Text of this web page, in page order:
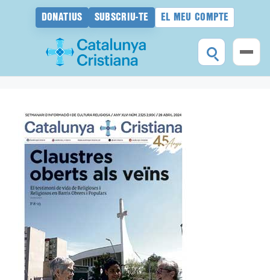
DONATIUS SUBSCRIU-TE EL MEU COMPTE
contingut